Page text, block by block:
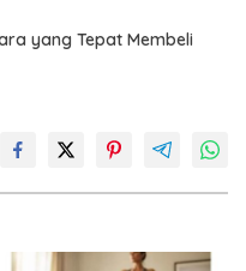
yang Tepat Membeli